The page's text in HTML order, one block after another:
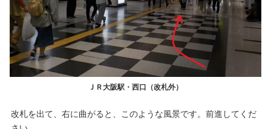
ＪＲ大阪駅・西口（改札外）
改札を出て、右に曲がると、このような風景です。前進してくだ